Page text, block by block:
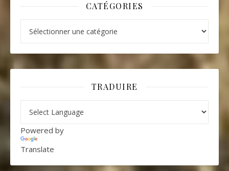
CATÉGORIES
TRADUIRE
Powered by
Translate